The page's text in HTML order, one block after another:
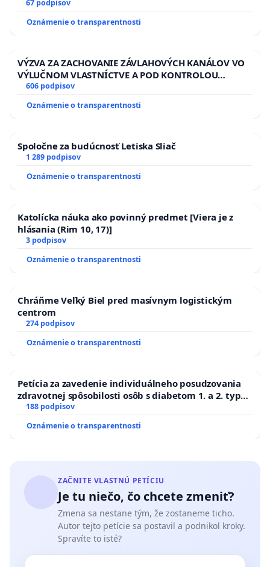
13.00 HOD., CEZ PRACOVNÝ TÝŽDEŇ CIEĽ 8.00 – 18.00
HOD. A PRAVIDELNÁ KONTROLA STAVBY C-AREA NA
ĎUMBIERSKEJ/MAGU
67 podpisov
Oznámenie o transparentnosti
VÝZVA ZA ZACHOVANIE ZÁVLAHOVÝCH KANÁLOV VO
VÝLUČNOM VLASTNÍCTVE A POD KONTROLOU
SLOVENSKEJ REPUBLIKY & žiadosť na riešenie
zanedbaného stavu závlahových a odvodňovacích
kanálov na Slovensku
606 podpisov
Oznámenie o transparentnosti
Spoločne za budúcnosť Letiska Sliač
1 289 podpisov
Oznámenie o transparentnosti
Katolícka náuka ako povinný predmet [Viera je z
hlásania (Rim 10, 17)]
3 podpisov
Oznámenie o transparentnosti
Chráňme Veľký Biel pred masívnym logistickým
centrom
274 podpisov
Oznámenie o transparentnosti
Petícia za zavedenie individuálneho posudzovania
zdravotnej spôsobilosti osôb s diabetom 1. a 2. typu
pri prijímaní do Policajného zboru SR
188 podpisov
Oznámenie o transparentnosti
ZAČNITE VLASTNÚ PETÍCIU
Je tu niečo, čo chcete zmeniť?
Zmena sa nestane tým, že zostaneme ticho.
Autor tejto petície sa postavil a podnikol kroky.
Spravíte to isté?